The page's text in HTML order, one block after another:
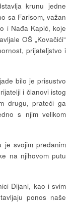
krunu jedne
sa Farisom, važan
i Nađa Kapić, koje
OŠ „Kovačići“
prijateljstvo i
bilo je prisustvo
i članovi istog
drugu, prateći ga
s njim velikom
je svojim predanim
na njihovom putu
Dijani, kao i svim
ponos naše